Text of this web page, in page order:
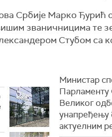
Србије Марко Ђурић
званичницима
Стубом са
Министар
Великог
унапређењу
актуелним